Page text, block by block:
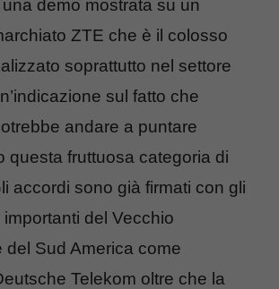
demo mostrata su un
ZTE che è il colosso
soprattutto nel settore
sul fatto che
andare a puntare
questa fruttuosa categoria di
accordi sono già firmati con gli
del Vecchio
del Sud America come
Telekom oltre che la